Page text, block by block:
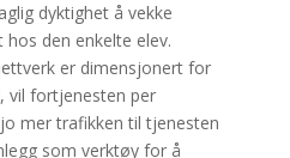
dyktighet å vekke
den enkelte elev.
er dimensjonert for
vil fortjenesten per
mer trafikken til tjenesten
som verktøy for å